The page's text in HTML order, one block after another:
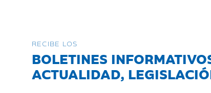
RECIBE LOS
BOLETINES
ACTUALIDAD,